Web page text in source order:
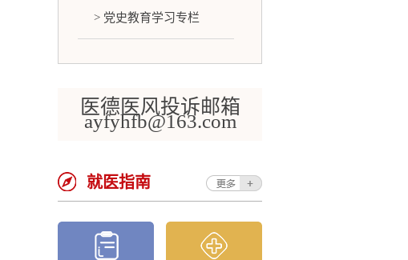
> 党史教育学习专栏
医德医风投诉邮箱
ayfyhfb@163.com
就医指南